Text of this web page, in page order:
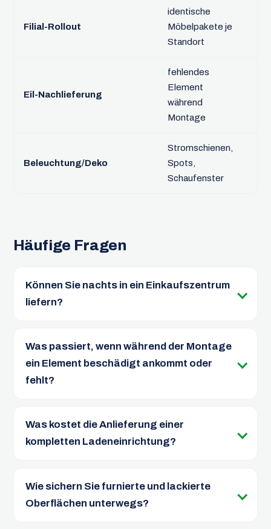
Filial-Rollout
identische
Möbelpakete je
Standort
Eil-Nachlieferung
fehlendes
Element
während
Montage
Beleuchtung/Deko
Stromschienen,
Spots,
Schaufenster
Häufige Fragen
Können Sie nachts in ein Einkaufszentrum
liefern?
Was passiert, wenn während der Montage
ein Element beschädigt ankommt oder
fehlt?
Was kostet die Anlieferung einer
kompletten Ladeneinrichtung?
Wie sichern Sie furnierte und lackierte
Oberflächen unterwegs?